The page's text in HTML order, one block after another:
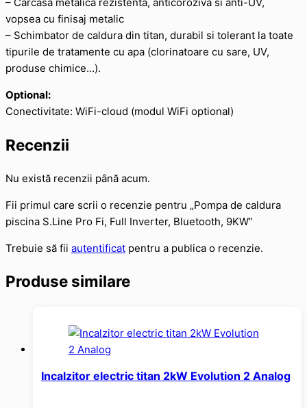
– Carcasa metalica rezistenta, anticoroziva si anti-UV,
vopsea cu finisaj metalic
– Schimbator de caldura din titan, durabil si tolerant la toate
tipurile de tratamente cu apa (clorinatoare cu sare, UV,
produse chimice…).
Optional:
Conectivitate: WiFi-cloud (modul WiFi optional)
Recenzii
Nu există recenzii până acum.
Fii primul care scrii o recenzie pentru „Pompa de caldura
piscina S.Line Pro Fi, Full Inverter, Bluetooth, 9KW”
Trebuie să fii autentificat pentru a publica o recenzie.
Produse similare
Incalzitor electric titan 2kW Evolution 2 Analog